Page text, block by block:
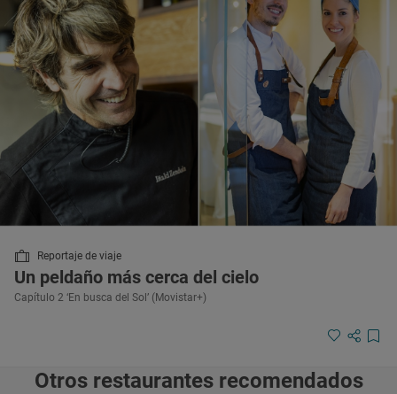
Reportaje de viaje
Un peldaño más cerca del cielo
Capítulo 2 ‘En busca del Sol’ (Movistar+)
Otros restaurantes recomendados